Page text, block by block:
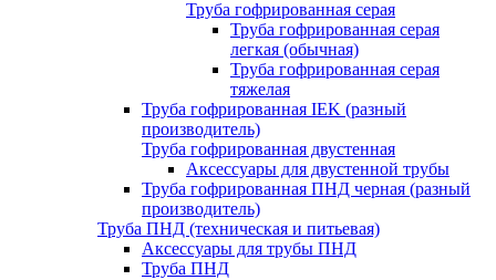
Труба гофрированная серая
Труба гофрированная серая
легкая (обычная)
Труба гофрированная серая
тяжелая
Труба гофрированная IEK (разный
производитель)
Труба гофрированная двустенная
Аксессуары для двустенной трубы
Труба гофрированная ПНД черная (разный
производитель)
Труба ПНД (техническая и питьевая)
Аксессуары для трубы ПНД
Труба ПНД